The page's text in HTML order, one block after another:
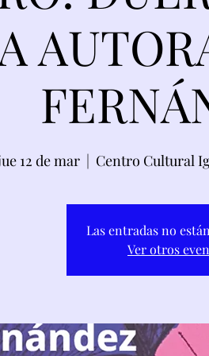
12 de mar
  |
Centro Cultural
Las entradas no
Ver otros